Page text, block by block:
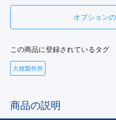
オプション
この商品に登録されているタグ
大穂製作所
商品の説明